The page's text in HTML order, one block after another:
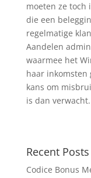
moeten ze toch
die een
regelmatige
Aandelen
waarmee het
haar inkomsten
kans om
is dan verwacht.
Recent Posts
Codice Bonus